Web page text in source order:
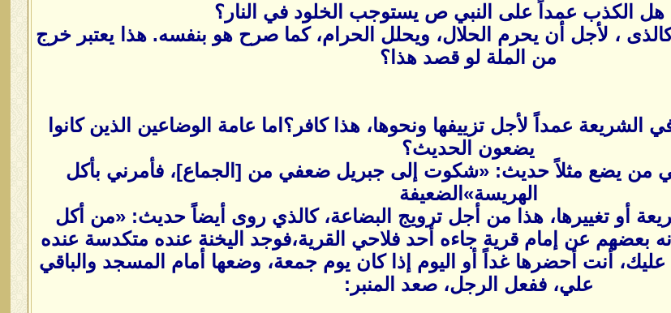
الكذب عمداً على النبي ص يستوجب الخلود في النار؟
، لأجل أن يحرم الحلال، ويحلل الحرام، كما صرح هو بنفسه. هذا يعتبر خرج
من الملة لو قصد هذا؟
عمداً لأجل تزييفها ونحوها، هذا كافر؟اما عامة الوضاعين الذين كانوا
يضعون الحديث؟
من يضع مثلاً حديث: «شكوت إلى جبريل ضعفي من [الجماع]، فأمرني بأكل
الهريسة»الضعيفة
أو تغييرها، هذا من أجل ترويج البضاعة، كالذي روى أيضاً حديث: «من أكل
بعضهم عن إمام قرية جاءه أحد فلاحي القرية،فوجد اليخنة عنده متكدسة عنده
أنت أحضرها غداً أو اليوم إذا كان يوم جمعة، وضعها أمام المسجد والباقي
علي، ففعل الرجل، صعد المنبر: